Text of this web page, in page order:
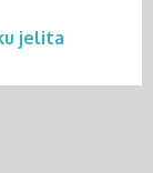
jelita